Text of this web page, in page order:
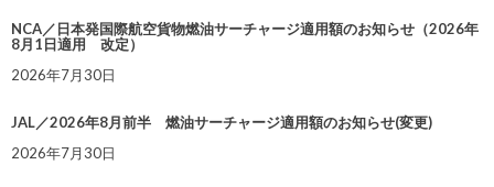
NCA／日本発国際航空貨物燃油サーチャージ適用額のお知らせ（2026年
8月1日適用 改定）
2026年7月30日
JAL／2026年8月前半 燃油サーチャージ適用額のお知らせ(変更)
2026年7月30日